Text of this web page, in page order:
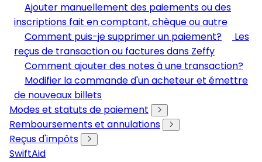
Ajouter manuellement des paiements ou des
inscriptions fait en comptant, chèque ou autre
Comment puis-je supprimer un paiement?
Les
reçus de transaction ou factures dans Zeffy
Comment ajouter des notes à une transaction?
Modifier la commande d'un acheteur et émettre
de nouveaux billets
Modes et statuts de paiement
Remboursements et annulations
Reçus d'impôts
SwiftAid